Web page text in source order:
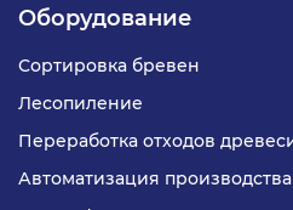
Оборудование
Сортировка бревен
Лесопиление
Переработка отходов
Автоматизация производства